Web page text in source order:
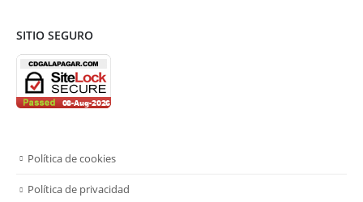
SITIO SEGURO
Política de cookies
Política de privacidad